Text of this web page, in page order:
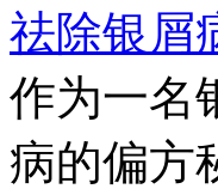
祛除银屑
作为一名
病的偏方